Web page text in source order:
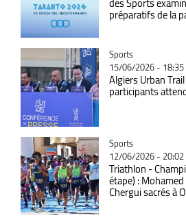
préparatifs de la
Catégorie
Sports
15/06/2026 - 18:35
Algiers Urban
participants
Catégorie
Sports
12/06/2026 - 20:02
Triathlon -
étape) :
Chergui sacrés à